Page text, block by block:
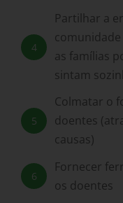
4
Partilhar a
comunidade
as famílias
sintam
5
Colmatar o
doentes
causas)
6
Fornecer
os doentes